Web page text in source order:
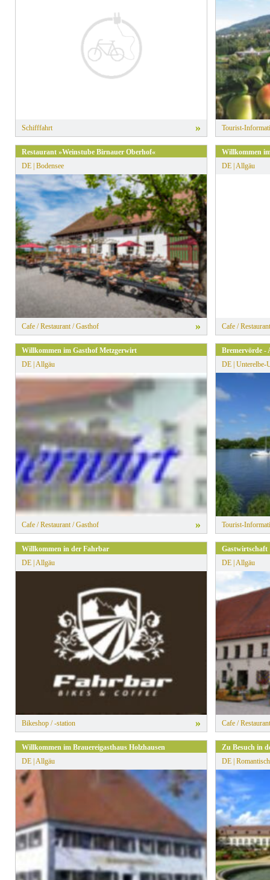
Schifffahrt » Tourist-
Restaurant »Weinstube Birnauer Oberhof«
DE | Bodensee
Cafe / Restaurant / Gasthof »
Willkommen
DE | Allgäu
Cafe /
Willkommen im Gasthof Metzgerwirt
DE | Allgäu
Cafe / Restaurant / Gasthof »
Bremervörde -
DE | Unterelbe-
Tourist-
Willkommen in der Fahrbar
DE | Allgäu
Bikeshop / -station »
DE | Allgäu
Cafe /
Willkommen im Brauereigasthaus Holzhausen
DE | Allgäu
Zu Besuch in
DE |